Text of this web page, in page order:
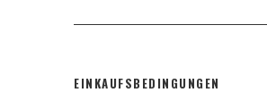
EINKAUFSBEDINGUNGEN